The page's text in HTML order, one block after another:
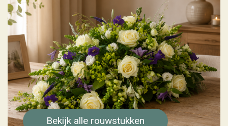
Bekijk alle rouwstukken